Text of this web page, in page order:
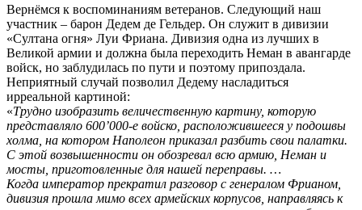
Вернёмся к воспоминаниям ветеранов. Следующий наш
участник – барон Дедем де Гельдер. Он служит в дивизии
«Султана огня» Луи Фриана. Дивизия одна из лучших в
Великой армии и должна была переходить Неман в авангарде
войск, но заблудилась по пути и поэтому припоздала.
Неприятный случай позволил Дедему насладиться
ирреальной картиной:
«Трудно изобразить величественную картину, которую
представляло 600’000-е войско, расположившееся у подошвы
холма, на котором Наполеон приказал разбить свои палатки.
С этой возвышенности он обозревал всю армию, Неман и
мосты, приготовленные для нашей переправы. …
Когда император прекратил разговор с генералом Фрианом,
дивизия прошла мимо всех армейских корпусов, направляясь к